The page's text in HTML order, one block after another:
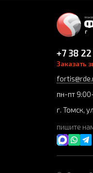
+7 38
Заказать
пн-пт
г. Томск,
пишите